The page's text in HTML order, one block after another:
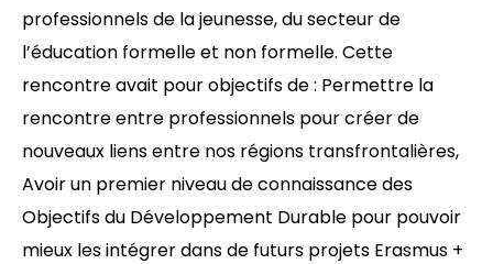
professionnels de la jeunesse, du secteur de
l’éducation formelle et non formelle. Cette
rencontre avait pour objectifs de : Permettre la
rencontre entre professionnels pour créer de
nouveaux liens entre nos régions transfrontalières,
Avoir un premier niveau de connaissance des
Objectifs du Développement Durable pour pouvoir
mieux les intégrer dans de futurs projets Erasmus +